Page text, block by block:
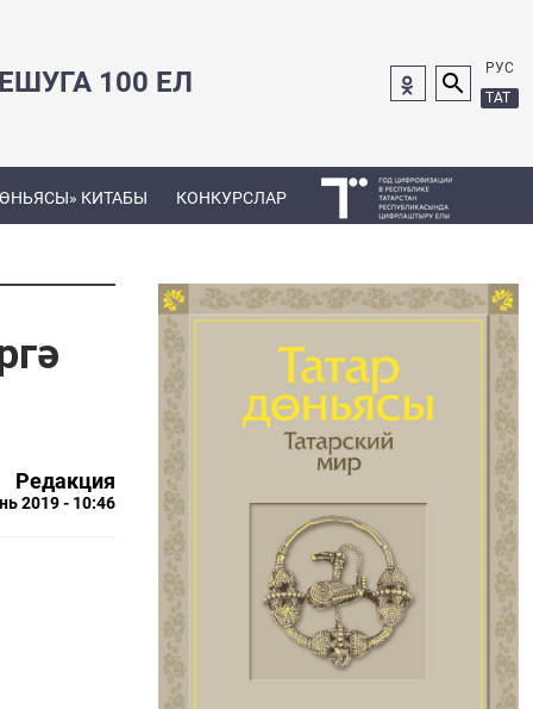
100 ЕЛ
РУС
ТАТ
КИТАБЫ КОНКУРСЛАР
Редакция
2019 - 10:46